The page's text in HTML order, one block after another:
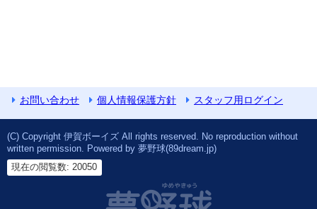
お問い合わせ 個人情報保護方針 スタッフ用ログイン
(C) Copyright 伊賀ボーイズ All rights reserved. No reproduction without
written permission. Powered by 夢野球(89dream.jp)
現在の閲覧数: 20050